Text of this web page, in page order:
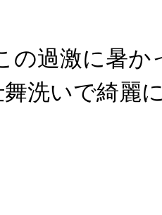
過激に暑か
洗いで綺麗